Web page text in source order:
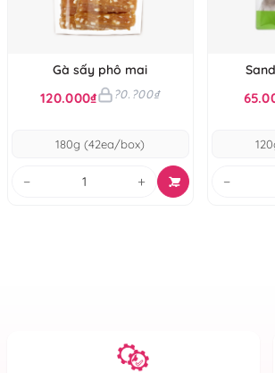
Gà sấy phô mai
120.000₫ ?0.?00₫
180g (42ea/box)
− + −